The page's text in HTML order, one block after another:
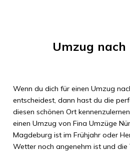
Umzug nach
Wenn du dich für einen Umzug
entscheidest, dann hast du die
diesen schönen Ort
einen Umzug von Fina Umzüge
Magdeburg ist im Frühjahr oder
Wetter noch angenehm ist und die